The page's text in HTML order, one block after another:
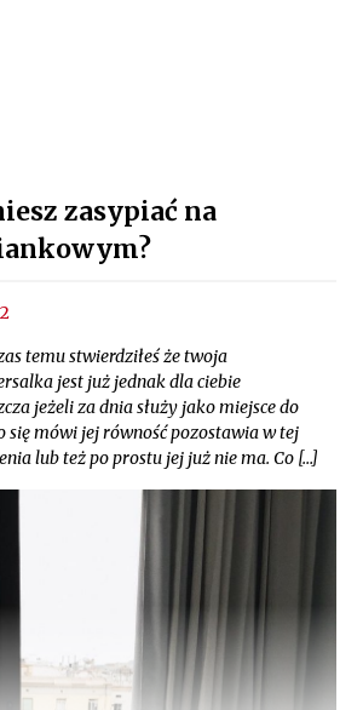
zasypiać na
temu stwierdziłeś że twoja
jest już jednak dla ciebie
jeżeli za dnia służy jako miejsce do
się mówi jej równość pozostawia w tej
lub też po prostu jej już nie ma. Co […]